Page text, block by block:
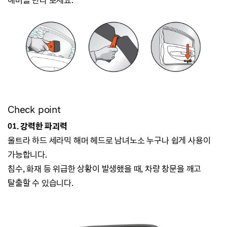
Check point
01. 강력한 파괴력
울트라 하드 세라믹 해머 헤드로 남녀노소 누구나 쉽게 사용이
가능합니다.
침수, 화재 등 위급한 상황이 발생했을 때, 차량 창문을 깨고
탈출할 수 있습니다.